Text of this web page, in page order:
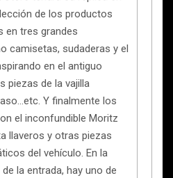
de los productos
en tres grandes
camisetas, sudaderas y el
en el antiguo
piezas de la vajilla
Y finalmente los
el inconfundible Moritz
llaveros y otras piezas
del vehículo. En la
la entrada, hay uno de